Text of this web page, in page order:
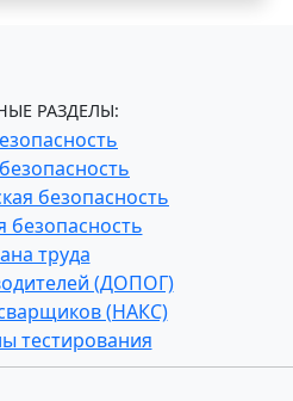
РАЗДЕЛЫ:
безопасность
безопасность
труда
(ДОПОГ)
(НАКС)
тестирования